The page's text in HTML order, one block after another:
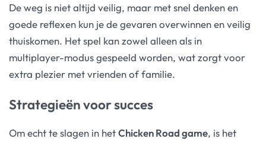
De weg is niet altijd veilig, maar met snel denken en
goede reflexen kun je de gevaren overwinnen en veilig
thuiskomen. Het spel kan zowel alleen als in
multiplayer-modus gespeeld worden, wat zorgt voor
extra plezier met vrienden of familie.
Strategieën voor succes
Om echt te slagen in hetChicken Road game, is het